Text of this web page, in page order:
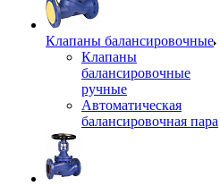
Клапаны балансировочные
Клапаны
балансировочные
ручные
Автоматическая
балансировочная пара